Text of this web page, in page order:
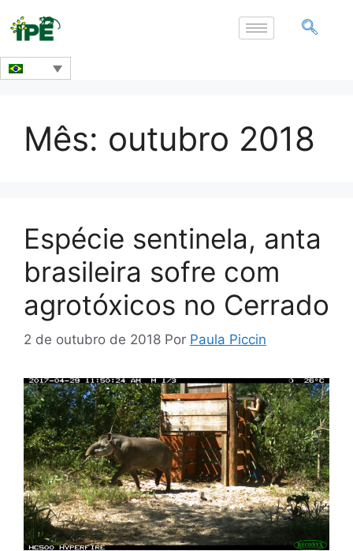
Mês: outubro 2018
Espécie sentinela, anta
brasileira sofre com
agrotóxicos no Cerrado
2 de outubro de 2018 Por Paula Piccin